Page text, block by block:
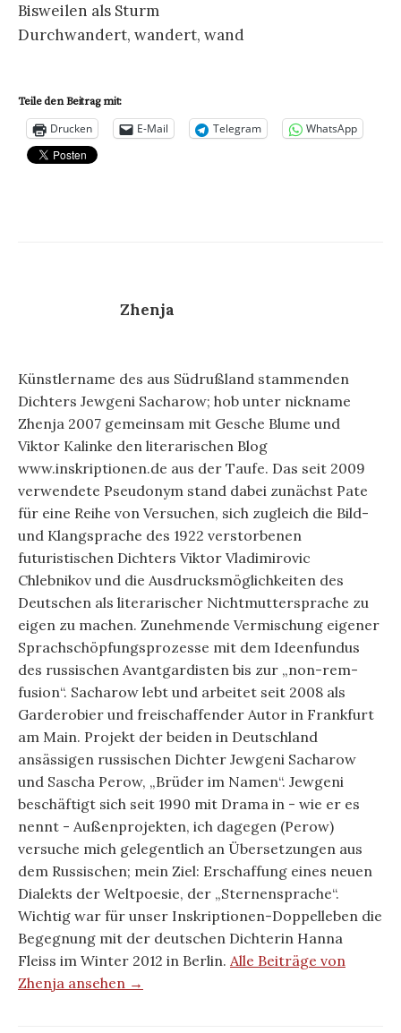
Bisweilen als Sturm
Durchwandert, wandert, wand
Teile den Beitrag mit:
Drucken E-Mail Telegram WhatsApp
Zhenja
Künstlername des aus Südrußland stammenden
Dichters Jewgeni Sacharow; hob unter nickname
Zhenja 2007 gemeinsam mit Gesche Blume und
Viktor Kalinke den literarischen Blog
www.inskriptionen.de aus der Taufe. Das seit 2009
verwendete Pseudonym stand dabei zunächst Pate
für eine Reihe von Versuchen, sich zugleich die Bild-
und Klangsprache des 1922 verstorbenen
futuristischen Dichters Viktor Vladimirovic
Chlebnikov und die Ausdrucksmöglichkeiten des
Deutschen als literarischer Nichtmuttersprache zu
eigen zu machen. Zunehmende Vermischung eigener
Sprachschöpfungsprozesse mit dem Ideenfundus
des russischen Avantgardisten bis zur „non-rem-
fusion“. Sacharow lebt und arbeitet seit 2008 als
Garderobier und freischaffender Autor in Frankfurt
am Main. Projekt der beiden in Deutschland
ansässigen russischen Dichter Jewgeni Sacharow
und Sascha Perow, „Brüder im Namen“. Jewgeni
beschäftigt sich seit 1990 mit Drama in - wie er es
nennt - Außenprojekten, ich dagegen (Perow)
versuche mich gelegentlich an Übersetzungen aus
dem Russischen; mein Ziel: Erschaffung eines neuen
Dialekts der Weltpoesie, der „Sternensprache“.
Wichtig war für unser Inskriptionen-Doppelleben die
Begegnung mit der deutschen Dichterin Hanna
Fleiss im Winter 2012 in Berlin. Alle Beiträge von
Zhenja ansehen →